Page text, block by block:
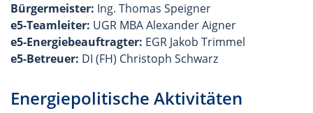
Bürgermeister: Ing. Thomas Speigner
e5-Teamleiter: UGR MBA Alexander Aigner
e5-Energiebeauftragter: EGR Jakob Trimmel
e5-Betreuer: DI (FH) Christoph Schwarz
Energiepolitische Aktivitäten